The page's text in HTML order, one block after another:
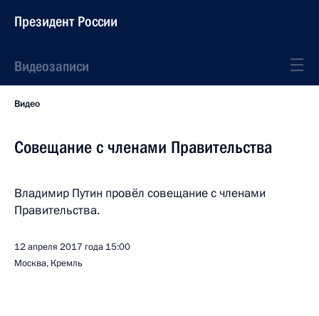
Президент России
Видеозаписи
Видео
Совещание с членами Правительства
Владимир Путин провёл совещание с членами
Правительства.
12 апреля 2017 года 15:00
Москва, Кремль